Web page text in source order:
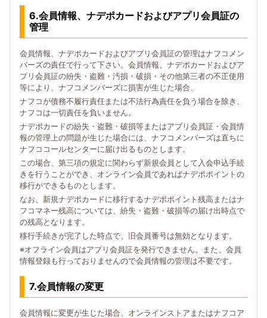
6.会員情報、ナデポカードおよびアプリ会員証の
管理
会員情報、ナデポカードおよびアプリ会員証の管理はナフコメン
バーズの責任で行って下さい。会員情報、ナデポカードおよびア
プリ会員証の紛失・盗難・汚損・破損・その他第三者の不正使用
等により、ナフコメンバーズに損害が生じた場合、
ナフコが債務不履行責任または不法行為責任を負う場合を除き、
ナフコは一切責任を負いません。
ナデポカードの紛失・盗難・破損等またはアプリ会員証・会員情
報の管理上の問題が生じた場合には、ナフコメンバーズは直ちに
ナフココールセンターに届け出るものとします。
この場合、第三項の規定に関わらず新規会員として入会申込手続
きを行うことができ、オンライン会員であればナデポポイントの
移行ができるものとします。
なお、新規ナデポカードに移行するナデポポイント残高またはナ
フコマネー残高については、紛失・盗難・破損等の届け出時点で
の残高となります。
移行手続きが完了した時点で、旧会員番号は無効となります。
※オフライン会員はアプリ会員証を発行できません。また、会員
情報登録も行っておりませんので会員情報の管理は不要です。
7.会員情報の変更
会員情報に変更が生じた場合、オンラインストアまたはナフコア